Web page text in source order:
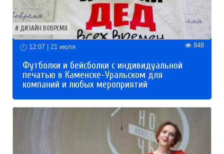
ДИЗАЙН ВОВРЕМЯ
12:07 | 21 июля 848
Футболки и бейсболки с индивидуальной
печатью в Каменске-Уральском для
компаний и любых мероприятий